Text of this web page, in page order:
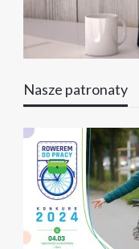
Nasze patronaty